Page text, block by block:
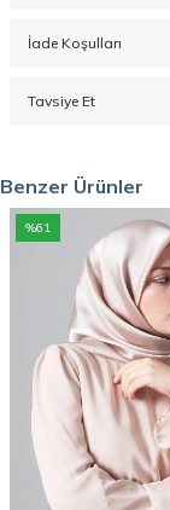
İade Koşulları
Tavsiye Et
Benzer Ürünler
%61